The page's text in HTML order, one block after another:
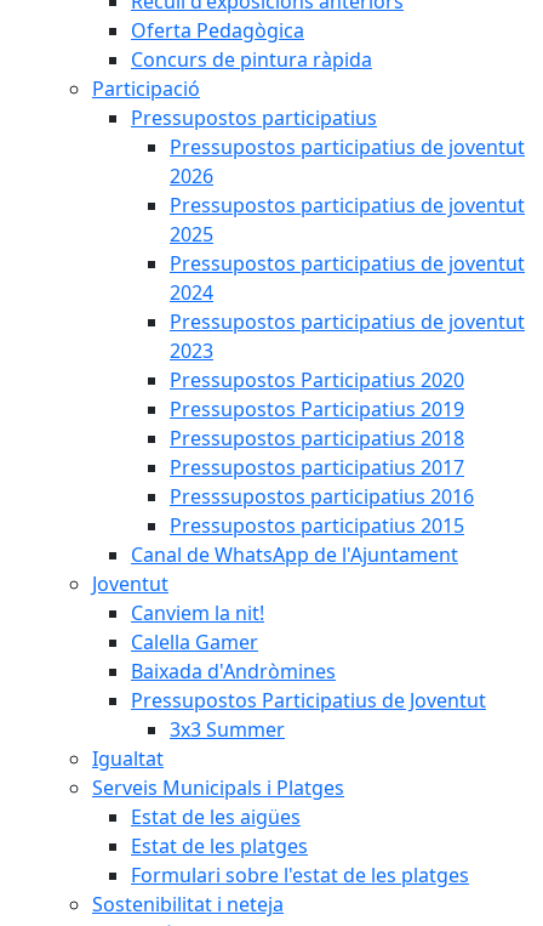
Oferta Pedagògica
Concurs de pintura ràpida
Participació
Pressupostos participatius
Pressupostos participatius de joventut
2026
Pressupostos participatius de joventut
2025
Pressupostos participatius de joventut
2024
Pressupostos participatius de joventut
2023
Pressupostos Participatius 2020
Pressupostos Participatius 2019
Pressupostos participatius 2018
Pressupostos participatius 2017
Presssupostos participatius 2016
Pressupostos participatius 2015
Canal de WhatsApp de l'Ajuntament
Joventut
Canviem la nit!
Calella Gamer
Baixada d'Andròmines
Pressupostos Participatius de Joventut
3x3 Summer
Igualtat
Serveis Municipals i Platges
Estat de les aigües
Estat de les platges
Formulari sobre l'estat de les platges
Sostenibilitat i neteja